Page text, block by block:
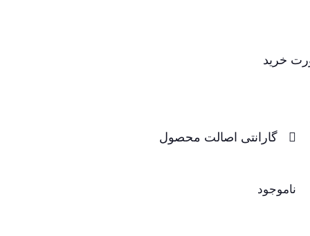
خرید
گارانتی اصالت محصول
ناموجود